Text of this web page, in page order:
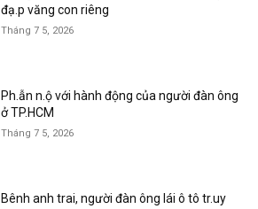
đạ.p văng con riêng
Tháng 7 5, 2026
Ph.ẫn n.ộ với hành động của người đàn ông
ở TP.HCM
Tháng 7 5, 2026
Bênh anh trai, người đàn ông lái ô tô tr.uy